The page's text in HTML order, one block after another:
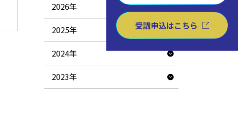
2026年
2025年
2024年
2023年
受講申込はこちら